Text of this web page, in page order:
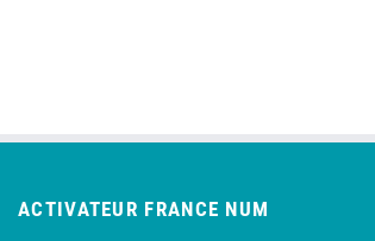
ACTIVATEUR FRANCE NUM